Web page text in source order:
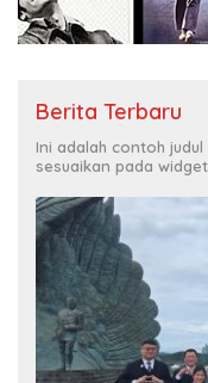
Berita Terbaru
Ini adalah contoh
sesuaikan pada widget